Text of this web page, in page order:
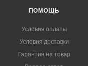
ПОМОЩЬ
Условия оплаты
Условия доставки
Гарантия на товар